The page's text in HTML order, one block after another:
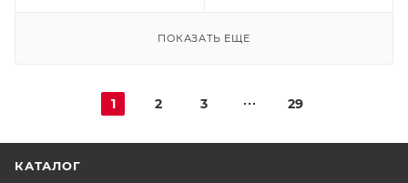
ПОКАЗАТЬ ЕЩЕ
1 2 3 29
КАТАЛОГ